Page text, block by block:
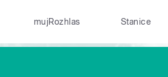
mujRozhlas Stanice